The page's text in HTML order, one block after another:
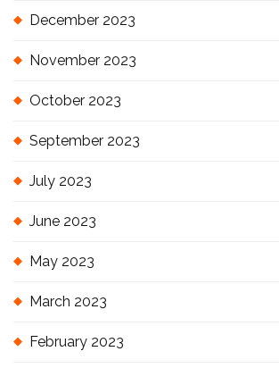
December 2023
November 2023
October 2023
September 2023
July 2023
June 2023
May 2023
March 2023
February 2023